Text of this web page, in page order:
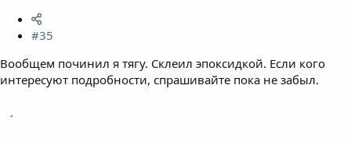
#35
Вообщем починил я тягу. Склеил эпоксидкой. Если кого
интересуют подробности, спрашивайте пока не забыл.